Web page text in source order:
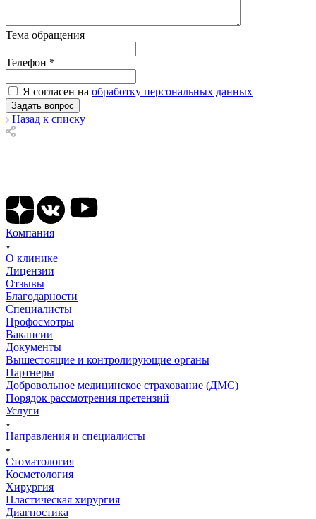
Тема обращения
Телефон *
Я согласен на обработку персональных данных
Назад к списку
Компания
О клинике
Лицензии
Отзывы
Благодарности
Специалисты
Профосмотры
Вакансии
Документы
Вышестоящие и контролирующие органы
Партнеры
Добровольное медицинское страхование (ДМС)
Порядок рассмотрения претензий
Услуги
Направления и специалисты
Стоматология
Косметология
Хирургия
Пластическая хирургия
Диагностика